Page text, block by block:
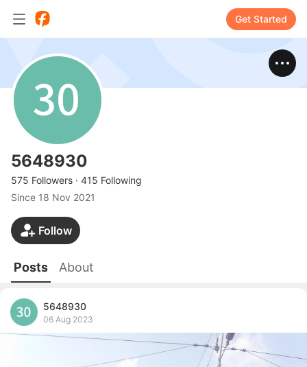
Get Started
5648930
575 Followers · 415 Following
Since 18 Nov 2021
Follow
Posts About
5648930
06 Aug 2023